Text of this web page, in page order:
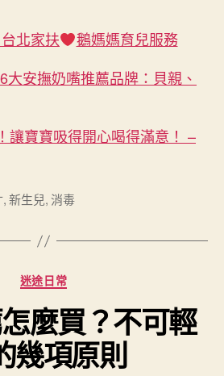
北家扶
鵝媽媽育兒服務
安撫奶嘴推薦品牌：貝親、
讓寶寶吸得開心喝得滿意！ –
,新生兒,消毒
分
類
迷途日常
麼買？不可輕
幾項原則